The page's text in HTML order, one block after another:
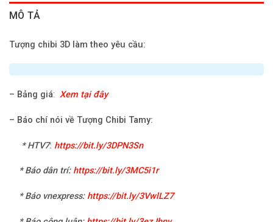
MÔ TẢ
Tượng chibi 3D làm theo yêu cầu:
– Bảng giá: Xem tại đây
– Báo chí nói về Tượng Chibi Tamy:
* HTV7: https://bit.ly/3DPN3Sn
* Báo dân trí: https://bit.ly/3MC5i1r
* Báo vnexpress: https://bit.ly/3VwlLZ7